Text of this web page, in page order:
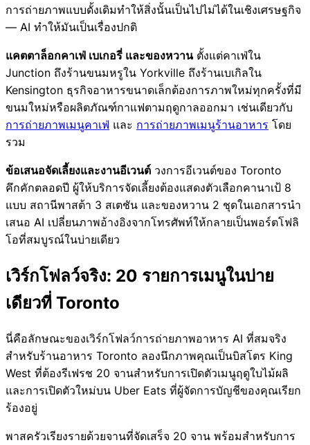
การถ่ายภาพแบบดั้งเดิมทำให้สิ่งนั้นเป็นไปไม่ได้ในเชิงเศรษฐกิจ
— AI ทำให้มันเป็นเรื่องปกติ
แคตตาล็อกคาเฟ่ เบเกอรี่ และของหวานตั้งแต่คาเฟ่ใน
Junction ถึงร้านขนมหรูใน Yorkville ถึงร้านเบเกิลใน
Kensington ธุรกิจอาหารขนาดเล็กต้องการภาพใหม่ทุกครั้งที่มี
ขนมใหม่หรือผลิตภัณฑ์กาแฟตามฤดูกาลออกมา เช่นเดียวกับ
การถ่ายภาพเมนูคาเฟ่ และ การถ่ายภาพเมนูร้านอาหาร โดย
รวม
ข้อเสนอจัดเลี้ยงและงานอีเวนต์ วงการอีเวนต์ของ Toronto
คึกคักตลอดปี ผู้ให้บริการจัดเลี้ยงต้องแสดงตัวเลือกคานาเป้ 8
แบบ สถานีพาสต้า 3 สเตชัน และของหวาน 2 ชุดในเอกสารนำ
เสนอ AI เปลี่ยนภาพอ้างอิงจากโทรศัพท์ให้กลายเป็นพอร์ตโฟลิ
โอที่สมบูรณ์ในบ่ายเดียว
เวิร์กโฟลว์จริง: 20 รายการเมนูในบ่าย
เดียวที่ Toronto
นี่คือลักษณะของเวิร์กโฟลว์การถ่ายภาพอาหาร AI ที่สมจริง
สำหรับร้านอาหาร Toronto ลองนึกภาพคุณเป็นบิสโตร King
West ที่ต้องรีเฟรช 20 จานสำหรับการเปิดตัวเมนูฤดูใบไม้ผลิ
และการเปิดตัวใหม่บน Uber Eats ที่ผู้จัดการบัญชีของคุณเรียก
ร้องอยู่
พาสครัวเรียงรายด้วยจานที่จัดเสร็จ 20 จาน พร้อมสำหรับการ